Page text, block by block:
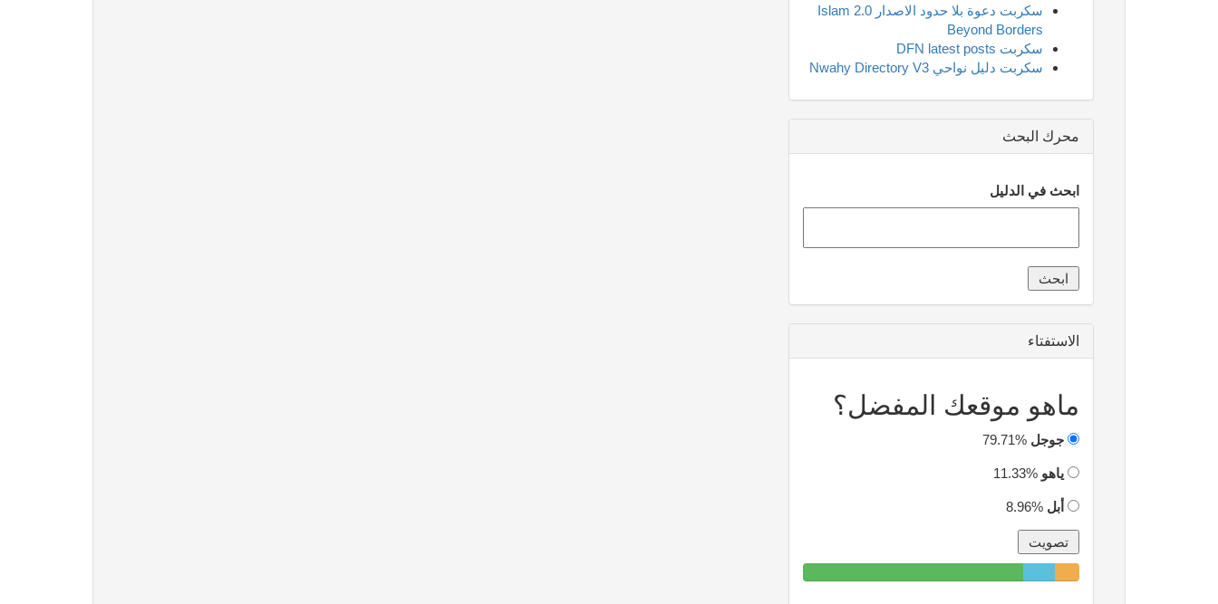
سكربت دعوة بلا حدود الاصدار 2.0 Islam
Beyond Borders
سكربت DFN latest posts
سكربت دليل نواحي Nwahy Directory V3
محرك البحث
ابحث في الدليل
الاستفتاء
ماهو موقعك المفضل؟
جوجل 79.71%
ياهو 11.33%
أبل 8.96%